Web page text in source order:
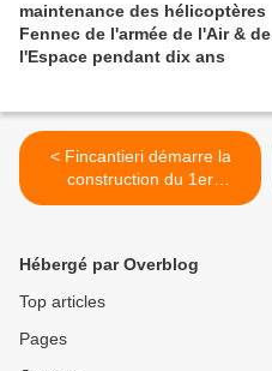
maintenance des hélicoptères
Fennec de l'armée de l'Air & de
l'Espace pendant dix ans
< Fincantieri démarre la
construction du 1er
bâtiment ravitailleur de
Hébergé par Overblog
Top articles
Pages